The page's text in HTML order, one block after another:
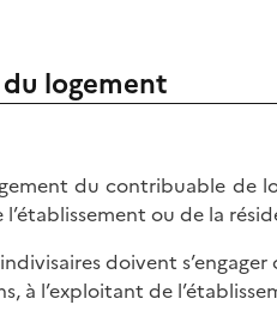
logement
du contribuable de
ou de la
doivent
à l’exploitant de